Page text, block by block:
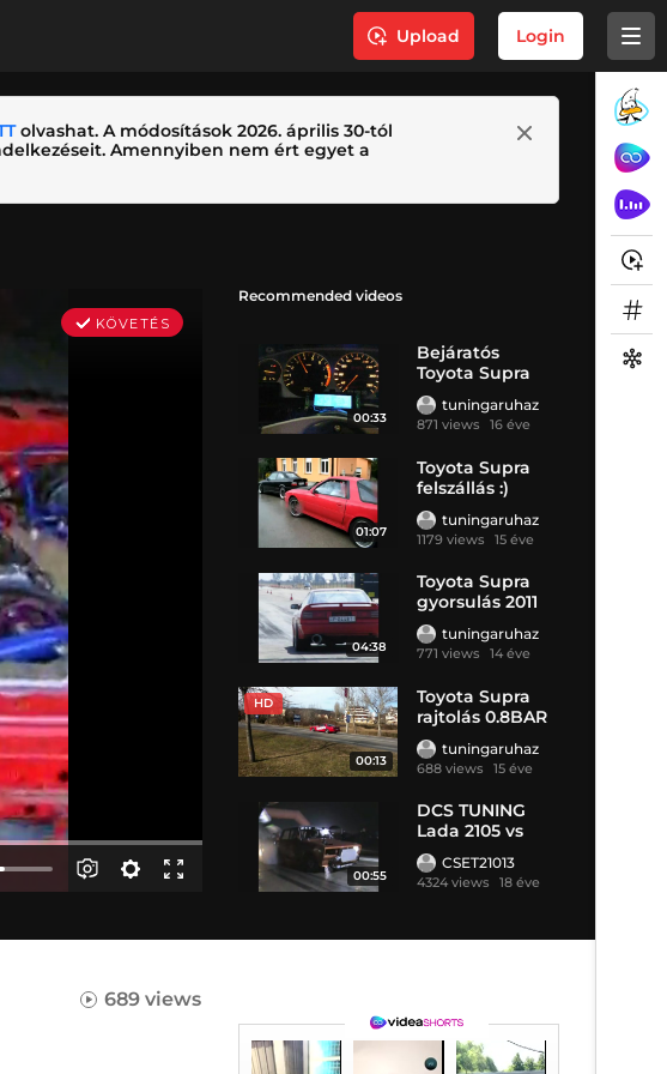
Upload Login
olvashat. A módosítások 2026. április 30-tól
Amennyiben nem ért egyet a
Recommended videos
00:33
Bejáratós
Toyota Supra
2JZ
tuningaruhaz
871 views 16 éve
01:07
Toyota Supra
felszállás :)
tuningaruhaz
1179 views 15 éve
04:38
Toyota Supra
gyorsulás 2011
tuningaruhaz
771 views 14 éve
HD
00:13
Toyota Supra
rajtolás 0.8BAR
tuningaruhaz
688 views 15 éve
00:55
DCS TUNING
Lada 2105 vs
Supra
CSET21013
4324 views 18 éve
689 views